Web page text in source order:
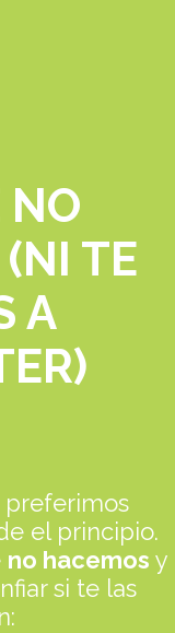
NO
TE
A
preferimos
el principio.
no hacemos y
si te las